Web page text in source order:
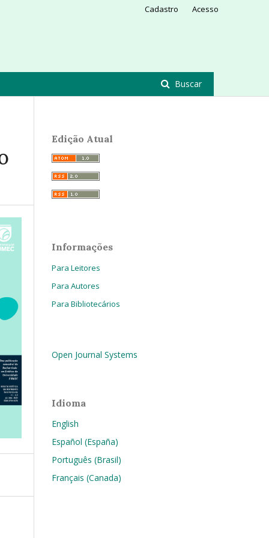
Buscar
Cadastro Acesso
Edição Atual
Informações
Para Leitores
Para Autores
Para Bibliotecários
Open Journal Systems
Idioma
English
Español (España)
Português (Brasil)
Français (Canada)